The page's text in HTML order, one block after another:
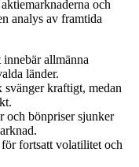
och
analys av framtida
innebär allmänna
länder.
kraftigt, medan
och bönpriser sjunker
fortsatt volatilitet och